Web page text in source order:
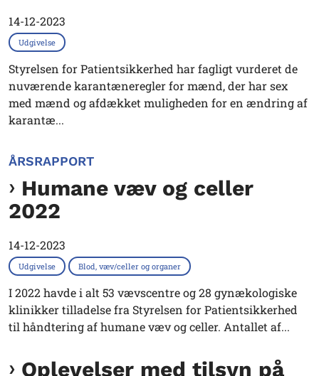
14-12-2023
Udgivelse
Styrelsen for Patientsikkerhed har fagligt vurderet de
nuværende karantæneregler for mænd, der har sex
med mænd og afdækket muligheden for en ændring af
karantæ...
ÅRSRAPPORT
Humane væv og celler
2022
14-12-2023
Udgivelse Blod, væv/celler og organer
I 2022 havde i alt 53 vævscentre og 28 gynækologiske
klinikker tilladelse fra Styrelsen for Patientsikkerhed
til håndtering af humane væv og celler. Antallet af...
Oplevelser med tilsyn på